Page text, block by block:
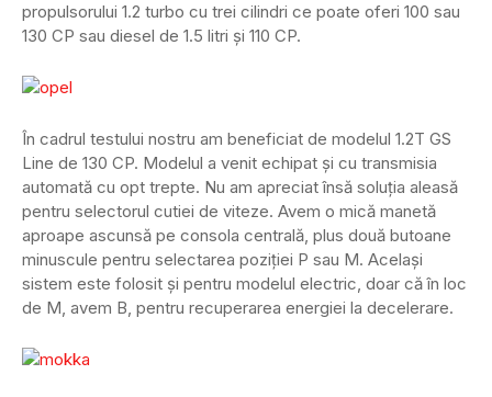
propulsorului 1.2 turbo cu trei cilindri ce poate oferi 100 sau
130 CP sau diesel de 1.5 litri și 110 CP.
În cadrul testului nostru am beneficiat de modelul 1.2T GS
Line de 130 CP. Modelul a venit echipat și cu transmisia
automată cu opt trepte. Nu am apreciat însă soluția aleasă
pentru selectorul cutiei de viteze. Avem o mică manetă
aproape ascunsă pe consola centrală, plus două butoane
minuscule pentru selectarea poziției P sau M. Același
sistem este folosit și pentru modelul electric, doar că în loc
de M, avem B, pentru recuperarea energiei la decelerare.